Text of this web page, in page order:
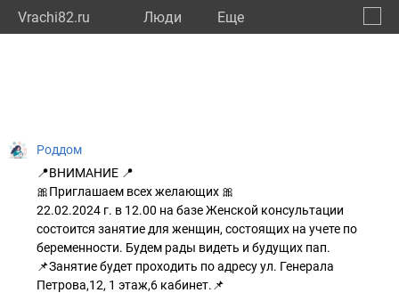
Vrachi82.ru Люди Eще
Роддом
📍ВНИМАНИЕ 📍
🎀Приглашаем всех желающих 🎀
22.02.2024 г. в 12.00 на базе Женской консультации
состоится занятие для женщин, состоящих на учете по
беременности. Будем рады видеть и будущих пап.
📌Занятие будет проходить по адресу ул. Генерала
Петрова,12, 1 этаж,6 кабинет.📌